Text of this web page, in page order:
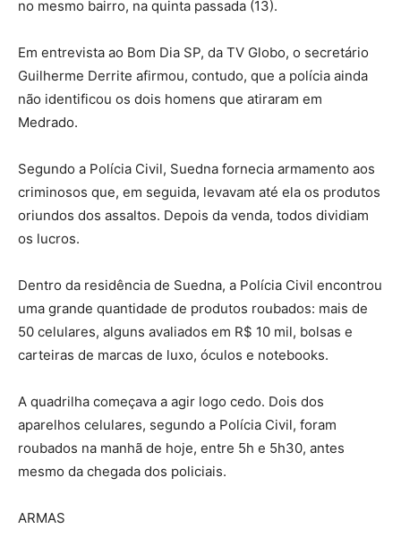
no mesmo bairro, na quinta passada (13).
Em entrevista ao Bom Dia SP, da TV Globo, o secretário
Guilherme Derrite afirmou, contudo, que a polícia ainda
não identificou os dois homens que atiraram em
Medrado.
Segundo a Polícia Civil, Suedna fornecia armamento aos
criminosos que, em seguida, levavam até ela os produtos
oriundos dos assaltos. Depois da venda, todos dividiam
os lucros.
Dentro da residência de Suedna, a Polícia Civil encontrou
uma grande quantidade de produtos roubados: mais de
50 celulares, alguns avaliados em R$ 10 mil, bolsas e
carteiras de marcas de luxo, óculos e notebooks.
A quadrilha começava a agir logo cedo. Dois dos
aparelhos celulares, segundo a Polícia Civil, foram
roubados na manhã de hoje, entre 5h e 5h30, antes
mesmo da chegada dos policiais.
ARMAS